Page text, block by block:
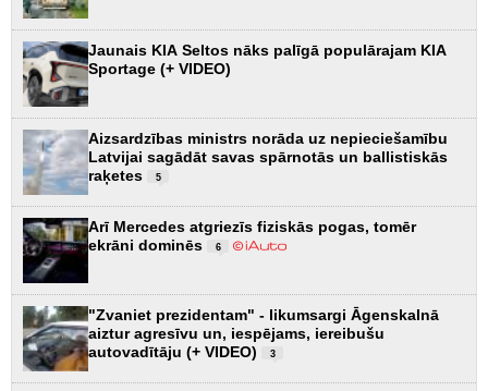
Jaunais KIA Seltos nāks palīgā populārajam KIA
Sportage (+ VIDEO)
Aizsardzības ministrs norāda uz nepieciešamību
Latvijai sagādāt savas spārnotās un ballistiskās
raķetes
5
Arī Mercedes atgriezīs fiziskās pogas, tomēr
ekrāni dominēs
6
"Zvaniet prezidentam" - likumsargi Āgenskalnā
aiztur agresīvu un, iespējams, iereibušu
autovadītāju (+ VIDEO)
3